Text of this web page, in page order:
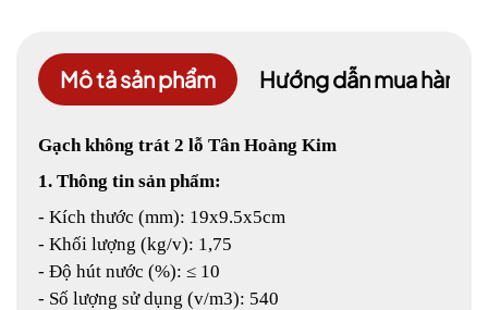
Mô tả sản phẩm Hướng dẫn mua hàng
Gạch không trát 2 lỗ Tân Hoàng Kim
1. Thông tin sản phẩm:
- Kích thước (mm): 19x9.5x5cm
- Khối lượng (kg/v): 1,75
- Độ hút nước (%): ≤ 10
- Số lượng sử dụng (v/m3): 540